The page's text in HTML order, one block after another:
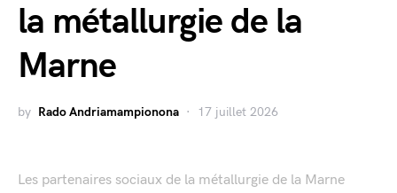
la métallurgie de la
Marne
by Rado Andriamampionona 17 juillet 2026
Les partenaires sociaux de la métallurgie de la Marne